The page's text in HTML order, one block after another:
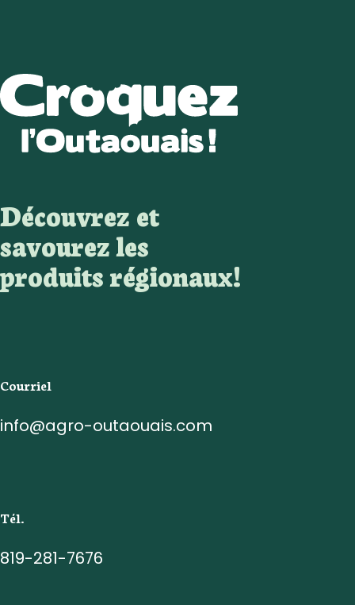
Découvrez et
savourez les
produits régionaux!
Courriel
info@agro-outaouais.com
Tél.
819-281-7676